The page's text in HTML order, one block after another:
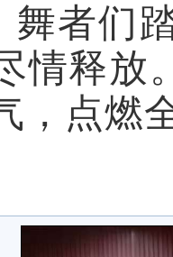
舞者们
情释放
，点燃